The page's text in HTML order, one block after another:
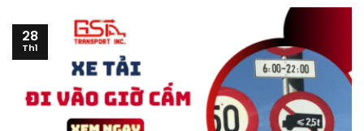
28
Th1